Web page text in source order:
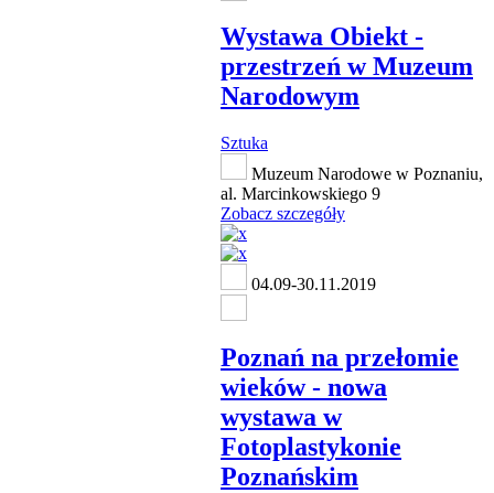
Wystawa Obiekt -
przestrzeń w Muzeum
Narodowym
Sztuka
Muzeum Narodowe w Poznaniu,
al. Marcinkowskiego 9
Zobacz szczegóły
04.09-30.11.2019
Poznań na przełomie
wieków - nowa
wystawa w
Fotoplastykonie
Poznańskim